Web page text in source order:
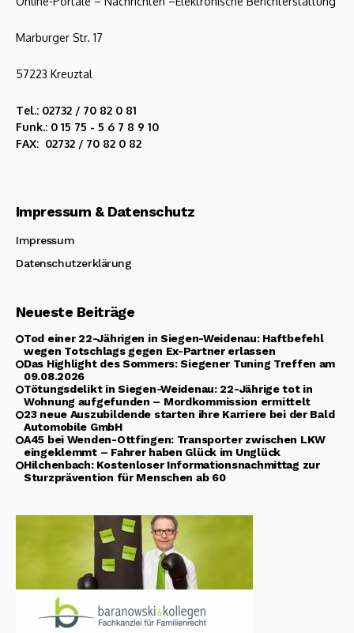
Marburger Str. 17
57223 Kreuztal
Tel.: 02732 / 70 82 0 81
Funk.: 0 15 75 - 5 6 7 8 9 10
FAX: 02732 / 70 82 0 82
Impressum & Datenschutz
Impressum
Datenschutzerklärung
Neueste Beiträge
Tod einer 22-Jährigen in Siegen-Weidenau: Haftbefehl
wegen Totschlags gegen Ex-Partner erlassen
Das Highlight des Sommers: Siegener Tuning Treffen am
09.08.2026
Tötungsdelikt in Siegen-Weidenau: 22-Jährige tot in
Wohnung aufgefunden – Mordkommission ermittelt
23 neue Auszubildende starten ihre Karriere bei der Bald
Automobile GmbH
A45 bei Wenden-Ottfingen: Transporter zwischen LKW
eingeklemmt – Fahrer haben Glück im Unglück
Hilchenbach: Kostenloser Informationsnachmittag zur
Sturzprävention für Menschen ab 60